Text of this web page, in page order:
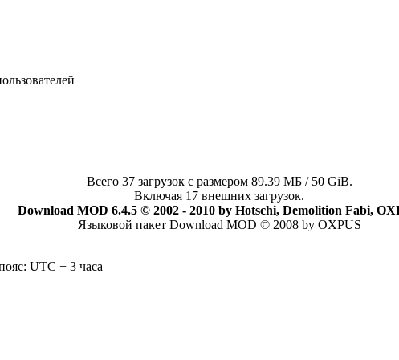
Всего 37 загрузок с размером 89.39 МБ / 50 GiB.
Включая 17 внешних загрузок.
Download MOD 6.4.5 © 2002 - 2010 by Hotschi, Demolition Fabi,
Языковой пакет Download MOD © 2008 by OXPUS
UTC + 3 часа